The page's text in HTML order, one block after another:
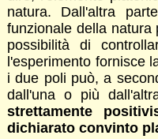
natura. Dall'altra
funzionale della
possibilità di
l'esperimento fornisce
i due poli può, a
dall'una o più
strettamente
dichiarato convinto